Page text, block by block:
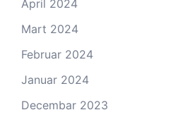
April 2024
Mart 2024
Februar 2024
Januar 2024
Decembar 2023